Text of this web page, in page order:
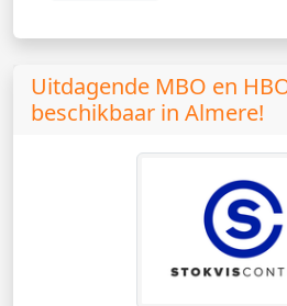
Uitdagende MBO en
beschikbaar in Almere!